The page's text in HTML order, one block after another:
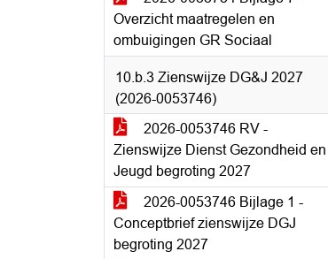
Overzicht maatregelen en
ombuigingen GR Sociaal
10.b.3 Zienswijze DG&J 2027
(2026-0053746)
2026-0053746 RV -
Zienswijze Dienst Gezondheid en
Jeugd begroting 2027
2026-0053746 Bijlage 1 -
Conceptbrief zienswijze DGJ
begroting 2027